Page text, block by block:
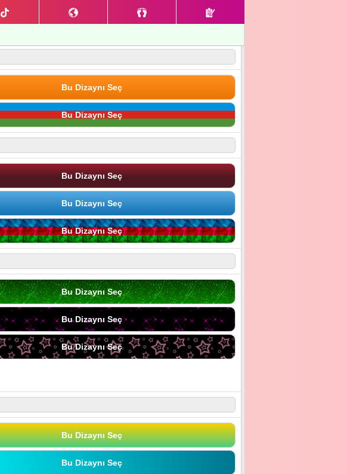
Bu Dizaynı Seç
Bu Dizaynı Seç
Bu Dizaynı Seç
Bu Dizaynı Seç
Bu Dizaynı Seç
Bu Dizaynı Seç
Bu Dizaynı Seç
Bu Dizaynı Seç
Bu Dizaynı Seç
Bu Dizaynı Seç